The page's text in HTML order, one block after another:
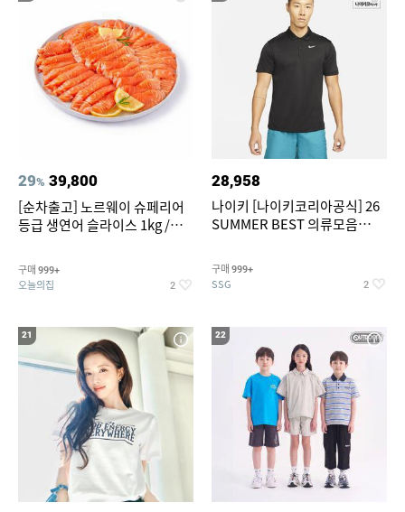
29% 39,800
[순차출고] 노르웨이 슈페리어
등급 생연어 슬라이스 1kg /
구매 999+
오늘의집 2
28,958
나이키 [나이키코리아공식] 26
SUMMER BEST 의류모음
구매 999+
SSG 2
21 22